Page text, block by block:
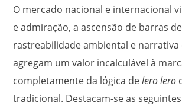
O mercado nacional e internacional
e admiração, a ascensão de barras
rastreabilidade ambiental e
agregam um valor incalculável à
completamente da lógica delero lero
tradicional. Destacam-se as